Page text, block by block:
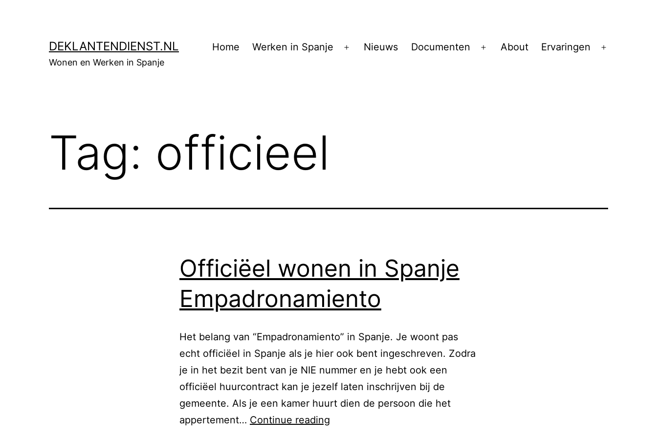
DEKLANTENDIENST.NL
Wonen en Werken in Spanje
Home Werken in Spanje
Open
Nieuws Documenten
Open
About Ervaringen
Tag: officieel
Officiëel wonen in Spanje
Empadronamiento
Het belang van “Empadronamiento” in Spanje. Je woont pas
echt officiëel in Spanje als je hier ook bent ingeschreven. Zodra
je in het bezit bent van je NIE nummer en je hebt ook een
officiëel huurcontract kan je jezelf laten inschrijven bij de
gemeente. Als je een kamer huurt dien de persoon die het
appertement… Continue reading